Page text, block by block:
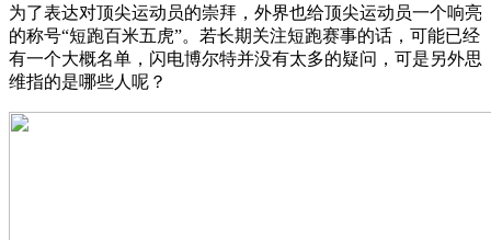
为了表达对顶尖运动员的崇拜，外界也给顶尖运动员一个响亮
的称号“短跑百米五虎”。若长期关注短跑赛事的话，可能已经
有一个大概名单，闪电博尔特并没有太多的疑问，可是另外思
维指的是哪些人呢？